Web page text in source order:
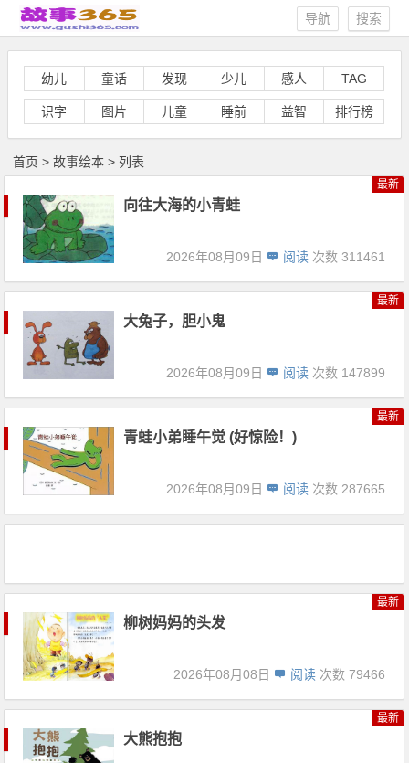
搜索
导航
幼儿 童话 发现 少儿 感人 TAG
识字 图片 儿童 睡前 益智 排行榜
首页 >故事绘本 > 列表
向往大海的小青蛙
最新
2026年08月09日 阅读 次数 311461
大兔子，胆小鬼
最新
2026年08月09日 阅读 次数 147899
青蛙小弟睡午觉 (好惊险！)
最新
2026年08月09日 阅读 次数 287665
柳树妈妈的头发
最新
2026年08月08日 阅读 次数 79466
大熊抱抱
最新